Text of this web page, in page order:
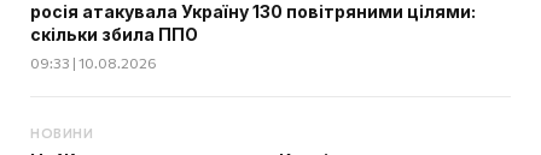
росія атакувала Україну 130 повітряними цілями:
скільки збила ППО
09:33 | 10.08.2026
НОВИНИ